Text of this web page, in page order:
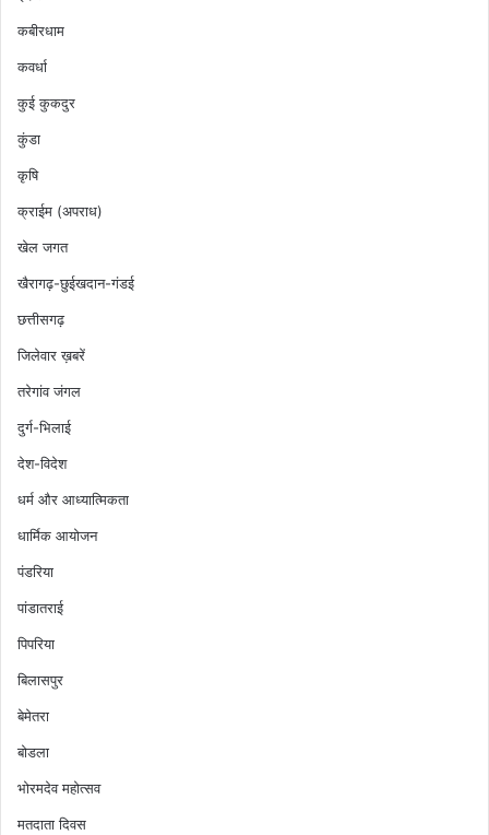
कबीरधाम
कवर्धा
कुई कुकदुर
कुंडा
कृषि
क्राईम (अपराध)
खेल जगत
खैरागढ़-छुईखदान-गंडई
छत्तीसगढ़
जिलेवार ख़बरें
तरेगांव जंगल
दुर्ग-भिलाई
देश-विदेश
धर्म और आध्यात्मिकता
धार्मिक आयोजन
पंडरिया
पांडातराई
पिपरिया
बिलासपुर
बेमेतरा
बोडला
भोरमदेव महोत्सव
मतदाता दिवस